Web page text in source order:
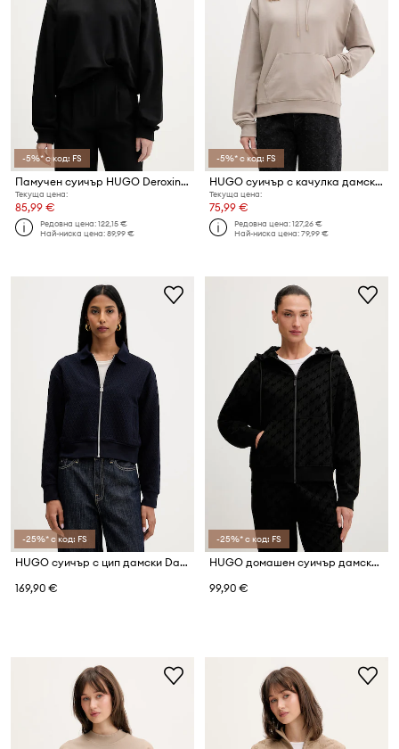
-5%* с код: FS
Памучен суичър HUGO Deroxina_7
Текуща цена:
85,99 €
Редовна цена:122,15 €
Най-ниска цена:89,99 €
-5%* с код: FS
HUGO суичър с качулка дамски от памук Delfinia
Текуща цена:
75,99 €
Редовна цена:127,26 €
Най-ниска цена:79,99 €
-25%* с код: FS
HUGO суичър с цип дамски Dadrid
169,90 €
-25%* с код: FS
HUGO домашен суичър дамски с памук FLOKKY_JACKET
99,90 €